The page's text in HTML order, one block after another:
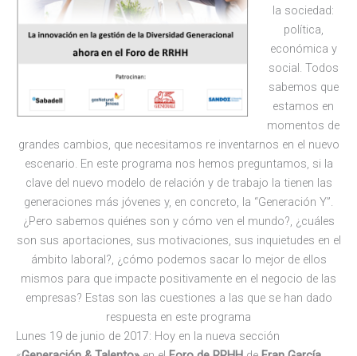
la sociedad:
política,
económica y
social. Todos
sabemos que
estamos en
momentos de
grandes cambios, que necesitamos re inventarnos en el nuevo
escenario. En este programa nos hemos preguntamos, si la
clave del nuevo modelo de relación y de trabajo la tienen las
generaciones más jóvenes y, en concreto, la “Generación Y”.
¿Pero sabemos quiénes son y cómo ven el mundo?, ¿cuáles
son sus aportaciones, sus motivaciones, sus inquietudes en el
ámbito laboral?, ¿cómo podemos sacar lo mejor de ellos
mismos para que impacte positivamente en el negocio de las
empresas? Estas son las cuestiones a las que se han dado
respuesta en este programa
Lunes 19 de junio de 2017: Hoy en la nueva sección